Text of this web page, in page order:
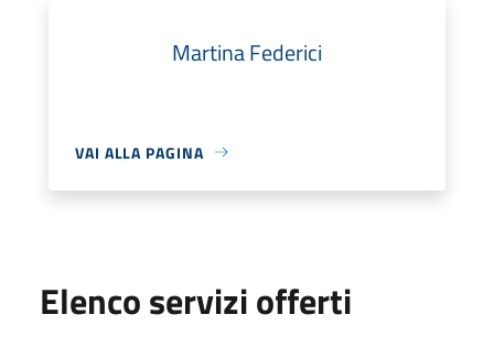
Martina Federici
VAI ALLA PAGINA
Elenco servizi offerti